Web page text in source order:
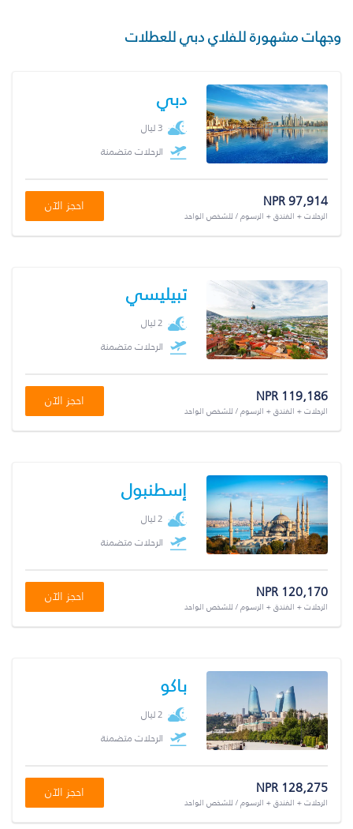
وجهات مشهورة للفلاي دبي للعطلات
دبي
3 ليال
الرحلات متضمنة
NPR 97,914
الرحلات + الفندق + الرسوم / للشخص الواحد
احجز الآن
تبيليسي
2 ليال
الرحلات متضمنة
NPR 119,186
الرحلات + الفندق + الرسوم / للشخص الواحد
احجز الآن
إسطنبول
2 ليال
الرحلات متضمنة
NPR 120,170
الرحلات + الفندق + الرسوم / للشخص الواحد
احجز الآن
باكو
2 ليال
الرحلات متضمنة
NPR 128,275
الرحلات + الفندق + الرسوم / للشخص الواحد
احجز الآن